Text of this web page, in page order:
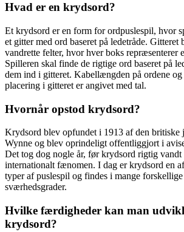
Hvad er en krydsord?
Et krydsord er en form for ordpuslespil, hvor
et gitter med ord baseret på ledetråde. Gitteret
vandrette felter, hvor hver boks repræsenterer
Spilleren skal finde de rigtige ord baseret på
dem ind i gitteret. Kabellængden på ordene og
placering i gitteret er angivet med tal.
Hvornår opstod krydsord?
Krydsord blev opfundet i 1913 af den britiske
Wynne og blev oprindeligt offentliggjort i
Det tog dog nogle år, før krydsord rigtig
internationalt fænomen. I dag er krydsord en
typer af puslespil og findes i mange
sværhedsgrader.
Hvilke færdigheder kan man
krydsord?